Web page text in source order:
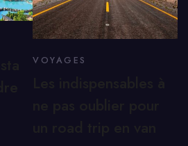
VOYAGES